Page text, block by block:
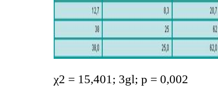
χ2 = 15,401; 3gl; p = 0,002